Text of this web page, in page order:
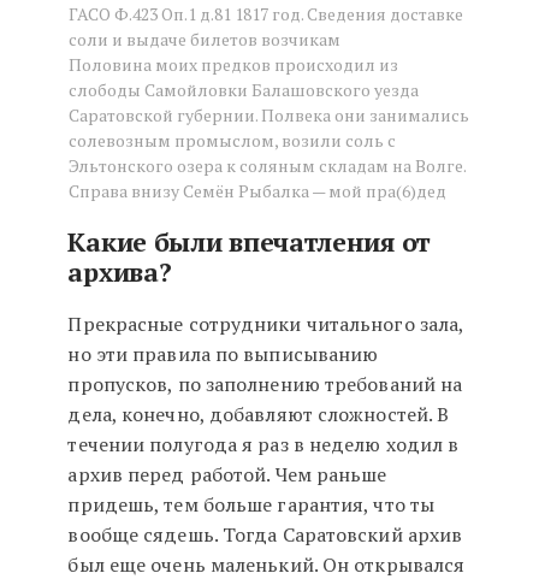
ГАСО Ф.423 Оп.1 д.81 1817 год. Сведения доставке
соли и выдаче билетов возчикам
Половина моих предков происходил из
слободы Самойловки Балашовского уезда
Саратовской губернии. Полвека они занимались
солевозным промыслом, возили соль с
Эльтонского озера к соляным складам на Волге.
Справа внизу Семён Рыбалка — мой пра(6)дед
Какие были впечатления от
архива?
Прекрасные сотрудники читального зала,
но эти правила по выписыванию
пропусков, по заполнению требований на
дела, конечно, добавляют сложностей. В
течении полугода я раз в неделю ходил в
архив перед работой. Чем раньше
придешь, тем больше гарантия, что ты
вообще сядешь. Тогда Саратовский архив
был еще очень маленький. Он открывался